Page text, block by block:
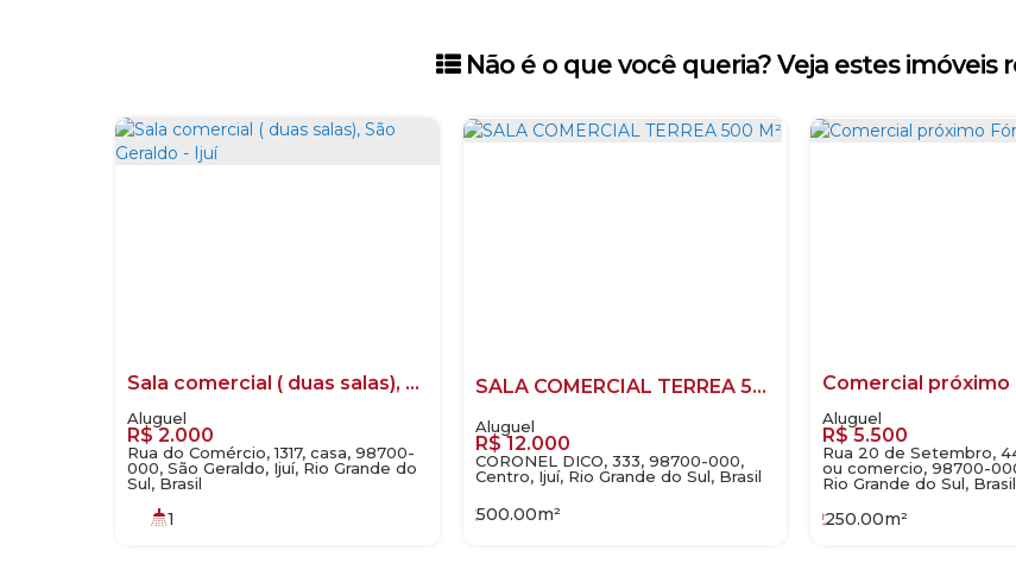
Não é o que você queria? Veja estes imóveis
Sala comercial ( duas salas), São Geraldo - Ijuí
R$2.000
Rua do Comércio, 1317, casa, 98700-
000, São Geraldo, Ijuí, Rio Grande do
Sul, Brasil
1
SALA COMERCIAL TERREA 500 M²
R$12.000
CORONEL DICO, 333, 98700-000,
Centro, Ijuí, Rio Grande do Sul, Brasil
500.00m²
Comercial próximo
R$5.500
Rua 20 de Setembro,
ou comercio, 98700-
Rio Grande do Sul, Brasil
250.00m²